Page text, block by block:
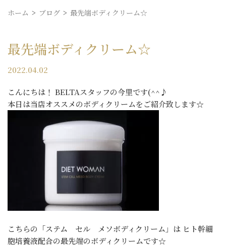
ホーム ブログ 最先端ボディクリーム☆
最先端ボディクリーム☆
2022.04.02
こんにちは！ BELTAスタッフの今里です(^^♪
本日は当店オススメのボディクリームをご紹介致します☆
こちらの「ステム セル メソボディクリーム」は ヒト幹細
胞培養液配合の最先端のボディクリームです☆